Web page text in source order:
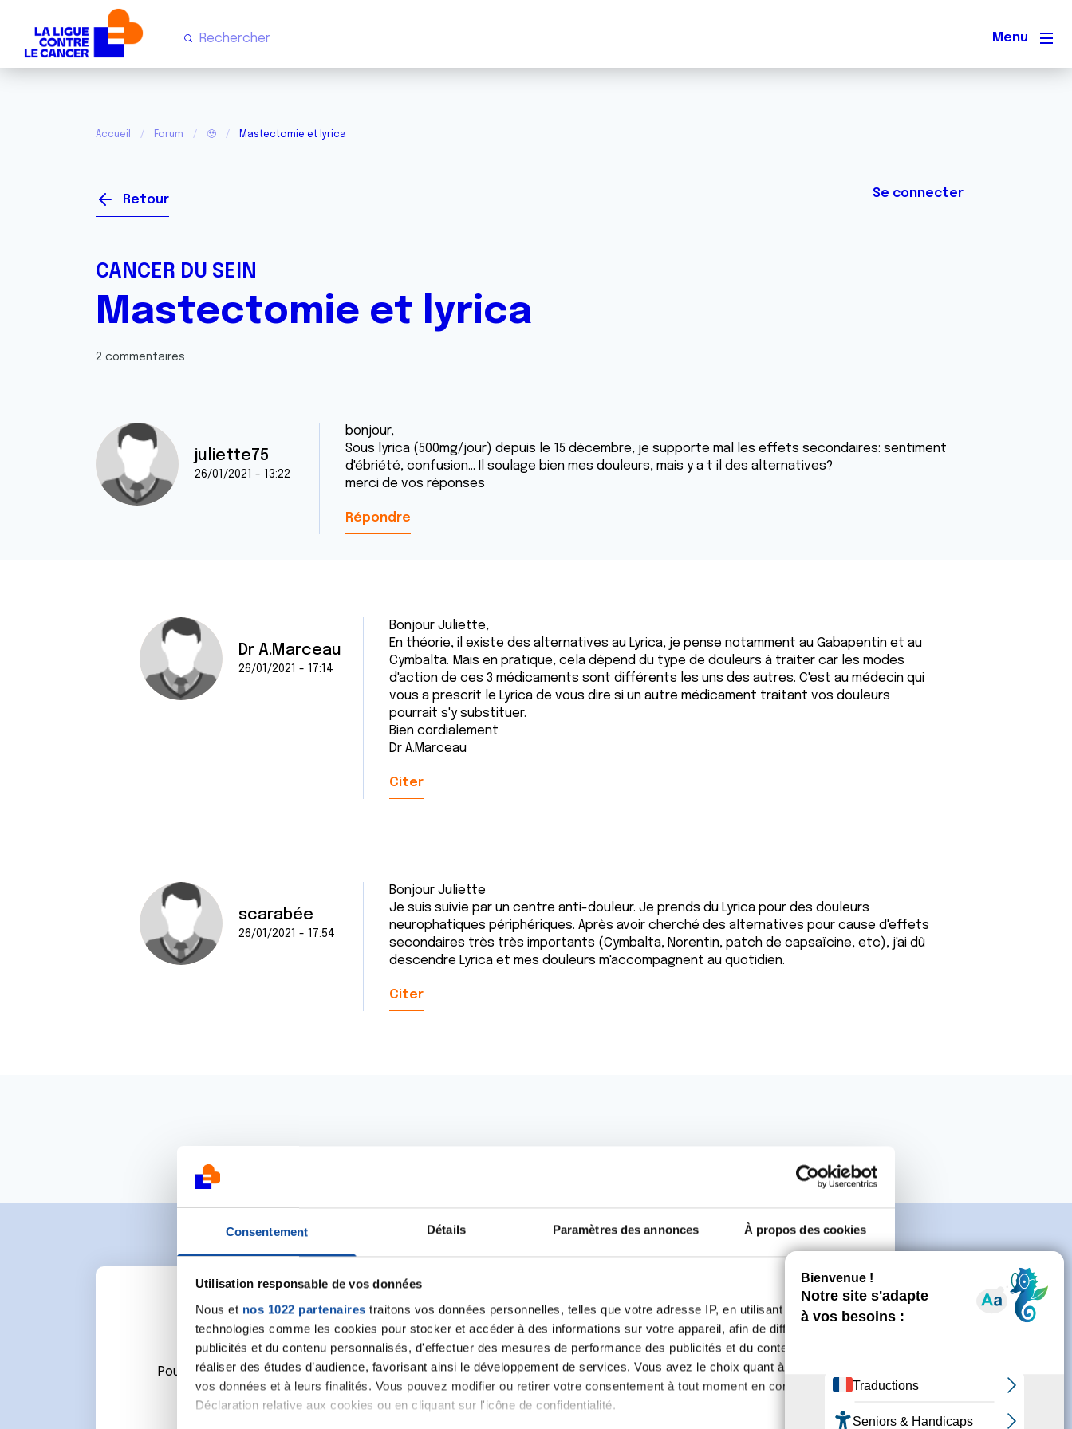
Consentement Détails Paramètres des annonces À propos des cookies
Utilisation responsable de vos données
Nous et nos 1022 partenaires traitons vos données personnelles, telles que votre adresse IP, en utilisant des
technologies comme les cookies pour stocker et accéder à des informations sur votre appareil, afin de diffuser des
publicités et du contenu personnalisés, d'effectuer des mesures de performance des publicités et du contenu, ainsi que de
réaliser des études d’audience, favorisant ainsi le développement de services. Vous avez le choix quant à l'utilisation de
vos données et à leurs finalités. Vous pouvez modifier ou retirer votre consentement à tout moment en consultant la
Déclaration relative aux cookies ou en cliquant sur l'icône de confidentialité.
Menu
Accueil Forum 🥹 Mastectomie et lyrica
Retour Se connecter
CANCER DU SEIN
Mastectomie et lyrica
2 commentaires
juliette75
26/01/2021 - 13:22
bonjour,
Sous lyrica (500mg/jour) depuis le 15 décembre, je supporte mal les effets secondaires: sentiment
d'ébriété, confusion... Il soulage bien mes douleurs, mais y a t il des alternatives?
merci de vos réponses
Répondre
Dr A.Marceau
26/01/2021 - 17:14
Bonjour Juliette,
En théorie, il existe des alternatives au Lyrica, je pense notamment au Gabapentin et au
Cymbalta. Mais en pratique, cela dépend du type de douleurs à traiter car les modes
d'action de ces 3 médicaments sont différents les uns des autres. C'est au médecin qui
vous a prescrit le Lyrica de vous dire si un autre médicament traitant vos douleurs
pourrait s'y substituer.
Bien cordialement
Dr A.Marceau
Citer
scarabée
26/01/2021 - 17:54
Bonjour Juliette
Je suis suivie par un centre anti-douleur. Je prends du Lyrica pour des douleurs
neurophatiques périphériques. Après avoir cherché des alternatives pour cause d'effets
secondaires très très importants (Cymbalta, Norentin, patch de capsaïcine, etc), j'ai dû
descendre Lyrica et mes douleurs m'accompagnent au quotidien.
Citer
Ecrire un commentaire
Pour écrire un commentaire ou lancer une nouvelle discussion vous aurez besoin de vous connecter ou de créer un compte.